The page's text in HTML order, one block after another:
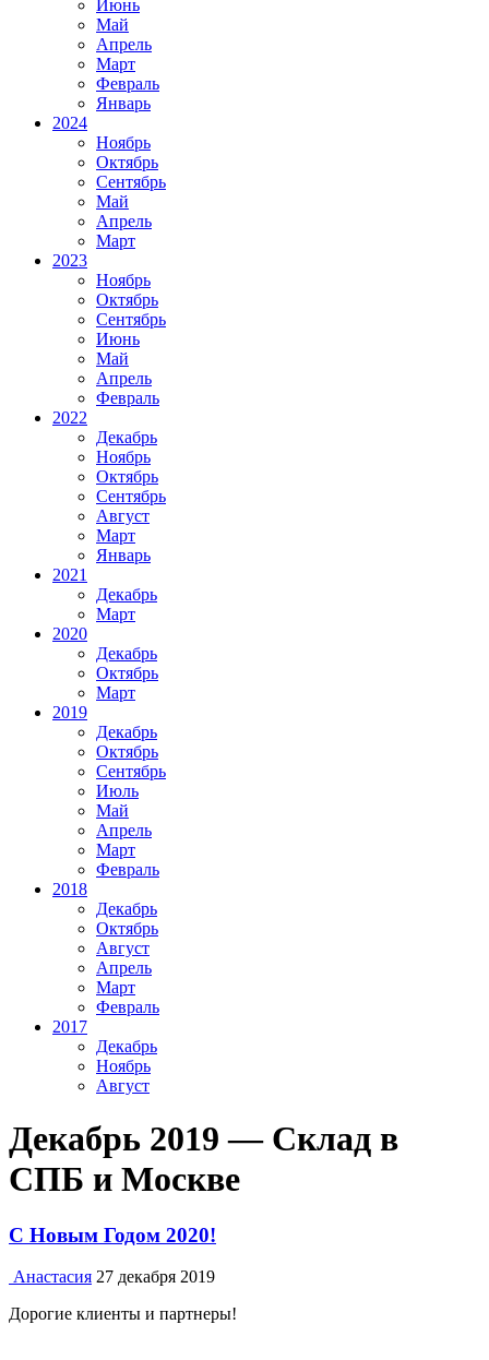
Июнь
Май
Апрель
Март
Февраль
Январь
2024
Ноябрь
Октябрь
Сентябрь
Май
Апрель
Март
2023
Ноябрь
Октябрь
Сентябрь
Июнь
Май
Апрель
Февраль
2022
Декабрь
Ноябрь
Октябрь
Сентябрь
Август
Март
Январь
2021
Декабрь
Март
2020
Декабрь
Октябрь
Март
2019
Декабрь
Октябрь
Сентябрь
Июль
Май
Апрель
Март
Февраль
2018
Декабрь
Октябрь
Август
Апрель
Март
Февраль
2017
Декабрь
Ноябрь
Август
Декабрь 2019 — Склад в
СПБ и Москве
С Новым Годом 2020!
Анастасия 27 декабря 2019
Дорогие клиенты и партнеры!